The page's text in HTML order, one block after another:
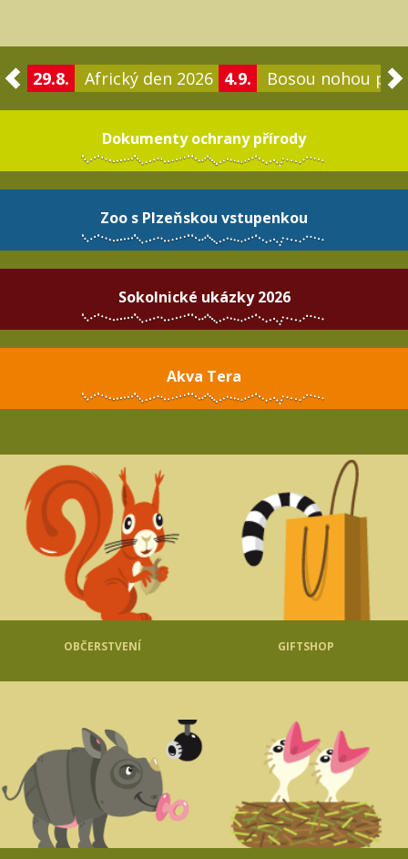
29.8. Africký den 2026 4.9. Bosou nohou po
Dokumenty ochrany přírody
Zoo s Plzeňskou vstupenkou
Sokolnické ukázky 2026
Akva Tera
OBČERSTVENÍ GIFTSHOP